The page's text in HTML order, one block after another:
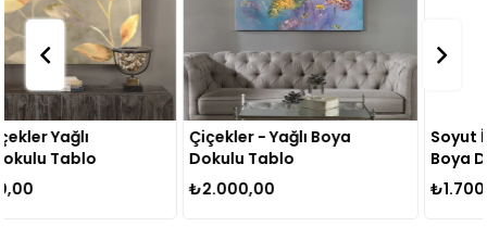
Çiçekler - Yağlı Boya
Dokulu Tablo
₺2.000,00
Soyut İki Çiçek - Yağlı
Boya Dokulu Tablo
₺1.700,00